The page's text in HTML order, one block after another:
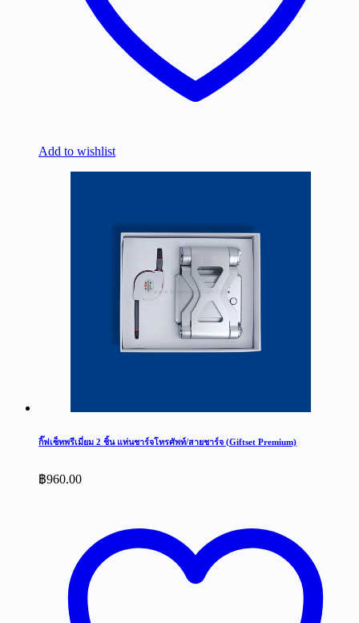
Add to wishlist
กิ๊ฟเซ็ทพรีเมี่ยม 2 ชิ้น แท่นชาร์จโทรศัพท์/สายชาร์จ (Giftset Premium)
฿960.00